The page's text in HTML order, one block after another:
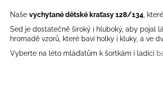
Naše vychytané dětské kraťasy 128/134 ,
Sed je dostatečně široký i hluboký, aby pojal
hromadě vzorů, které baví holky i kluky, a ve
Vyberte na léto mláďatům k šortkám i ladící